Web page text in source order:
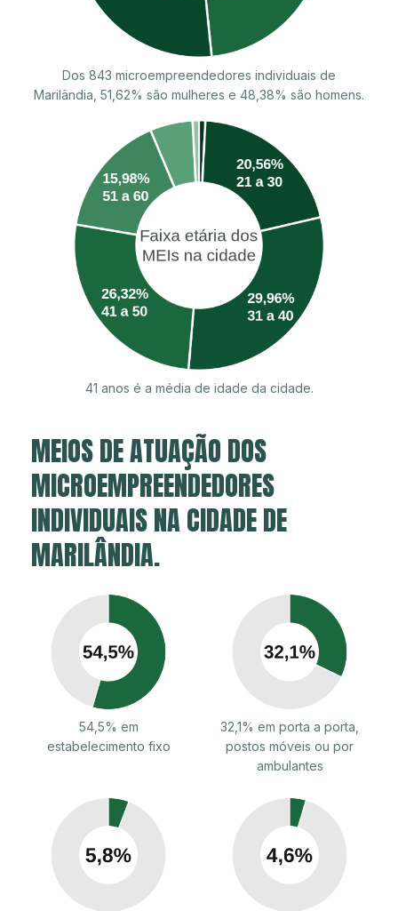
Dos 843 microempreendedores individuais de
Marilândia, 51,62% são mulheres e 48,38% são homens.
41 anos é a média de idade da cidade.
MEIOS DE ATUAÇÃO DOS
MICROEMPREENDEDORES
INDIVIDUAIS NA CIDADE DE
MARILÂNDIA.
54,5% em
estabelecimento fixo
32,1% em porta a porta,
postos móveis ou por
ambulantes